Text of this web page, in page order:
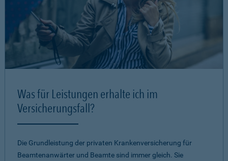
Was für Leistungen erhalte ich im
Versicherungsfall?
Die Grundleistung der privaten Krankenversicherung für
Beamtenanwärter und Beamte sind immer gleich. Sie